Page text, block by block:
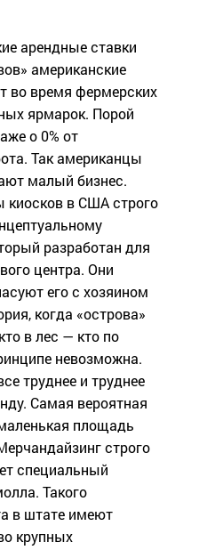
арендные ставки
американские
во время фермерских
ярмарок. Порой
о 0% от
Так американцы
малый бизнес.
киосков в США строго
разработан для
центра. Они
его с хозяином
когда «острова»
в лес — кто по
невозможна.
труднее и труднее
Самая вероятная
площадь
строго
специальный
Такого
в штате имеют
крупных